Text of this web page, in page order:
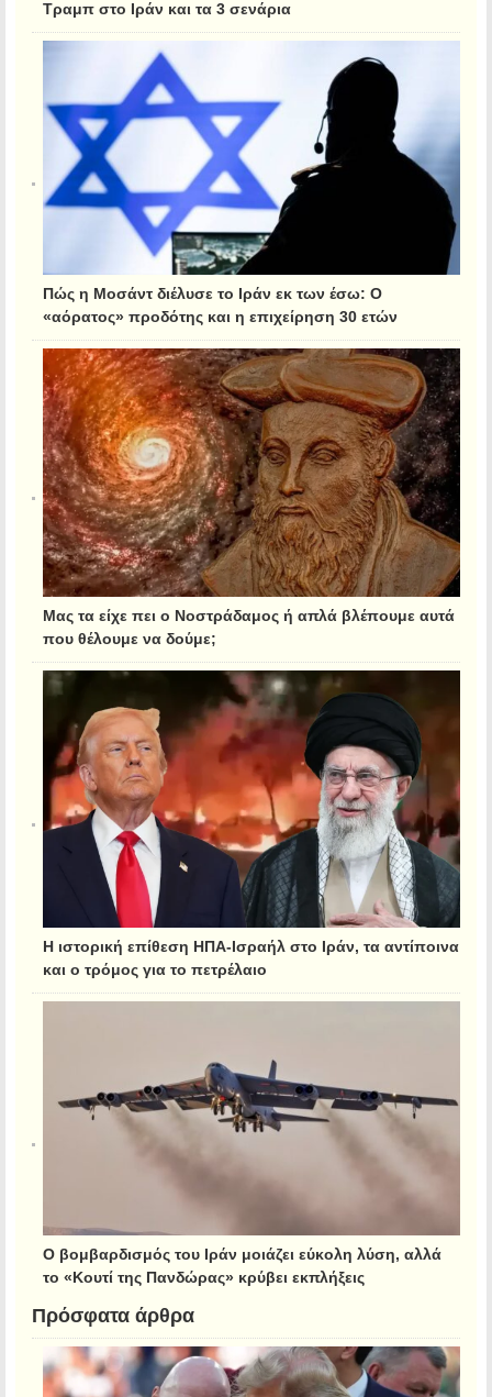
Τραμπ στο Ιράν και τα 3 σενάρια
Πώς η Μοσάντ διέλυσε το Ιράν εκ των έσω: Ο
«αόρατος» προδότης και η επιχείρηση 30 ετών
Μας τα είχε πει ο Νοστράδαμος ή απλά βλέπουμε αυτά
που θέλουμε να δούμε;
Η ιστορική επίθεση ΗΠΑ-Ισραήλ στο Ιράν, τα αντίποινα
και ο τρόμος για το πετρέλαιο
Ο βομβαρδισμός του Ιράν μοιάζει εύκολη λύση, αλλά
το «Κουτί της Πανδώρας» κρύβει εκπλήξεις
Πρόσφατα άρθρα